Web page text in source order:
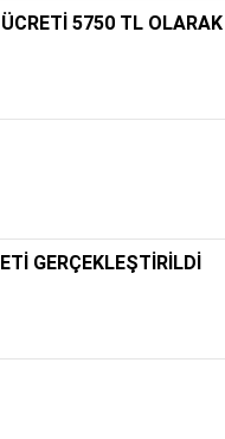
5750 TL OLARAK
GERÇEKLEŞTİRİLDİ